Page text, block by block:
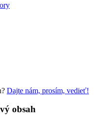
Dajte nám, prosím, vedieť!
obsah